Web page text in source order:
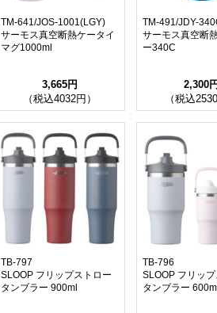
TM-641/JOS-1001(LGY)
サーモス真空断熱ケータイ
マグ1000ml
3,665円
（税込4032円）
TM-491/JDY-
サーモス真空断
ー340C
2,300円
（税込
TB-797
SLOOP フリップストロー
タンブラー 900ml
TB-796
SLOOP フリッ
タンブラー 600ml